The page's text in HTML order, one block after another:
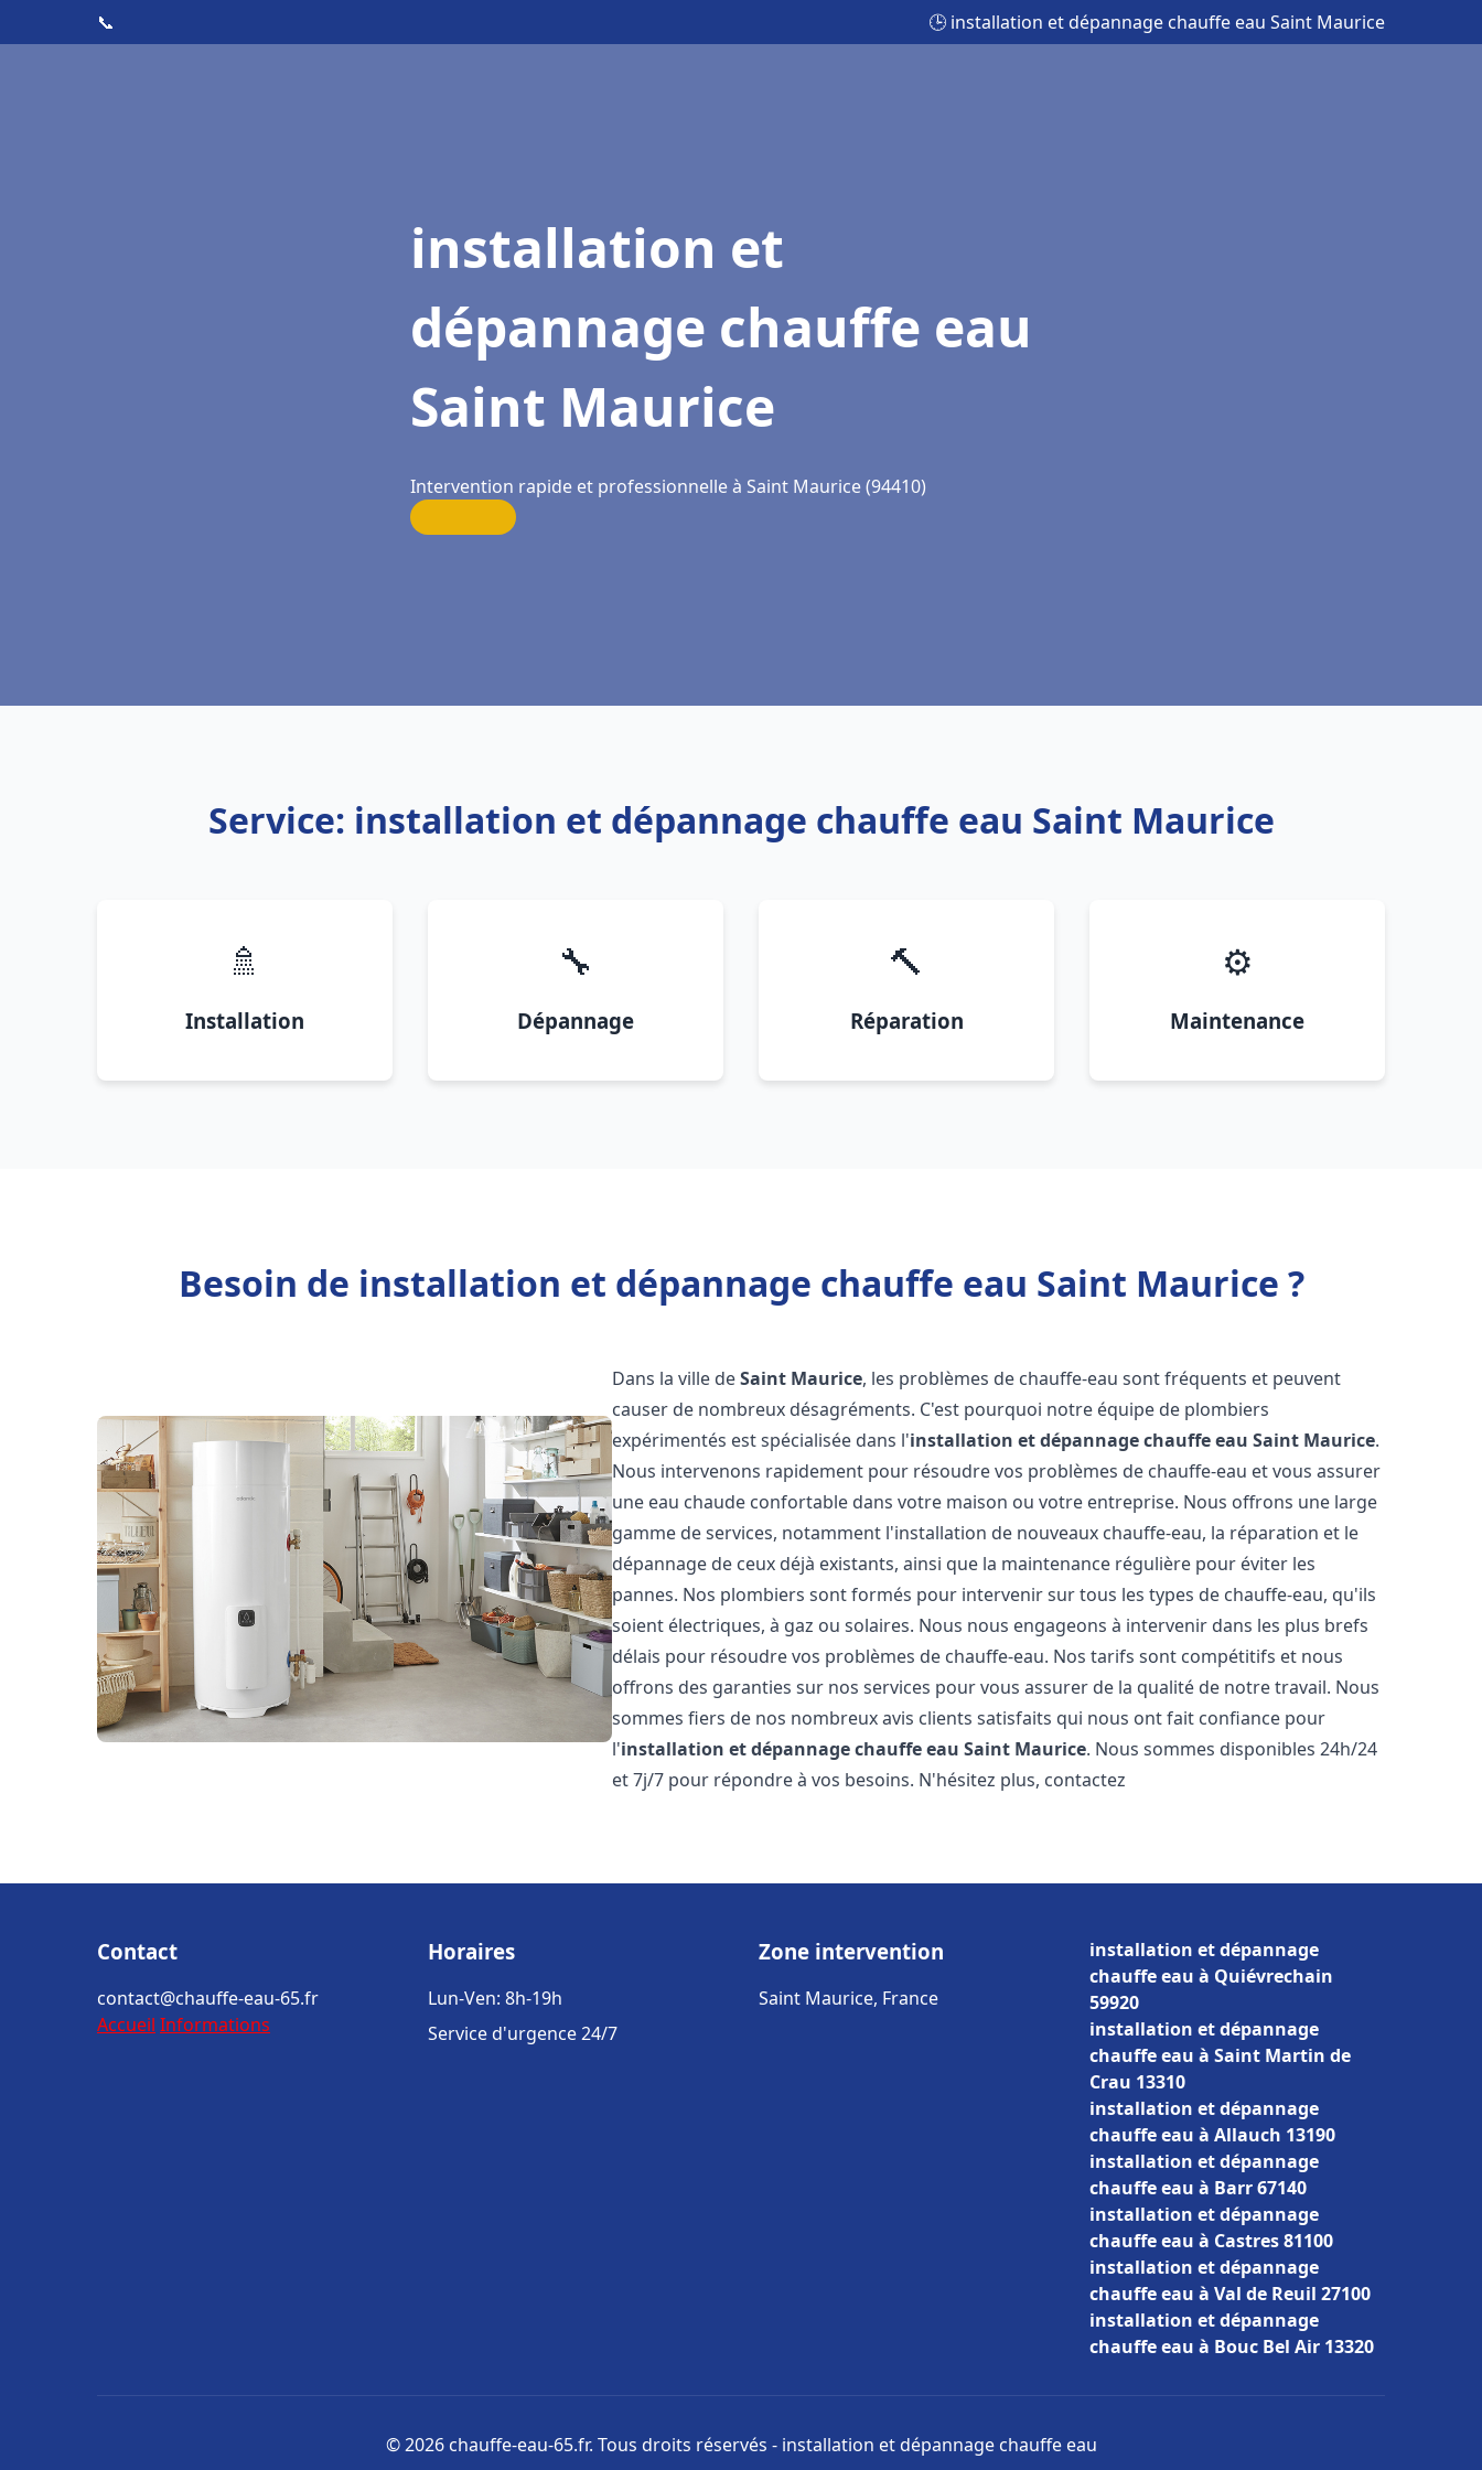
📞 🕒 installation et dépannage chauffe eau Saint Maurice
installation et
dépannage chauffe eau
Saint Maurice
Intervention rapide et professionnelle à Saint Maurice (94410)
Service: installation et dépannage chauffe eau Saint Maurice
🚿
Installation
🔧
Dépannage
🔨
Réparation
⚙️
Maintenance
Besoin de installation et dépannage chauffe eau Saint Maurice ?
Dans la ville deSaint Maurice, les problèmes de chauffe-eau sont fréquents et peuvent
causer de nombreux désagréments. C'est pourquoi notre équipe de plombiers
expérimentés est spécialisée dans l'installation et dépannage chauffe eau Saint Maurice.
Nous intervenons rapidement pour résoudre vos problèmes de chauffe-eau et vous assurer
une eau chaude confortable dans votre maison ou votre entreprise. Nous offrons une large
gamme de services, notamment l'installation de nouveaux chauffe-eau, la réparation et le
dépannage de ceux déjà existants, ainsi que la maintenance régulière pour éviter les
pannes. Nos plombiers sont formés pour intervenir sur tous les types de chauffe-eau, qu'ils
soient électriques, à gaz ou solaires. Nous nous engageons à intervenir dans les plus brefs
délais pour résoudre vos problèmes de chauffe-eau. Nos tarifs sont compétitifs et nous
offrons des garanties sur nos services pour vous assurer de la qualité de notre travail. Nous
sommes fiers de nos nombreux avis clients satisfaits qui nous ont fait confiance pour
l'installation et dépannage chauffe eau Saint Maurice. Nous sommes disponibles 24h/24
et 7j/7 pour répondre à vos besoins. N'hésitez plus, contactez
Contact
contact@chauffe-eau-65.fr
Accueil Informations
Horaires
Lun-Ven: 8h-19h
Service d'urgence 24/7
Zone intervention
Saint Maurice, France
installation et dépannage
chauffe eau à Quiévrechain
59920
installation et dépannage
chauffe eau à Saint Martin de
Crau 13310
installation et dépannage
chauffe eau à Allauch 13190
installation et dépannage
chauffe eau à Barr 67140
installation et dépannage
chauffe eau à Castres 81100
installation et dépannage
chauffe eau à Val de Reuil 27100
installation et dépannage
chauffe eau à Bouc Bel Air 13320
© 2026 chauffe-eau-65.fr. Tous droits réservés - installation et dépannage chauffe eau